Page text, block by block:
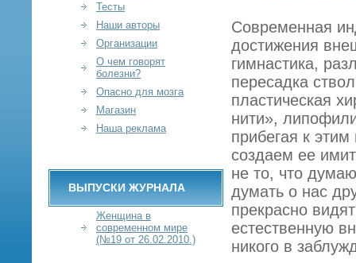
Современная
достижения
гимнастика,
пересадка
пластическая
нити»,
прибегая к
создаем ее
не то, что
думать о нас
прекрасно
естественную
никого в
Тесты
Наши авторы
Организации
О чем говорят
болезни?
Опасно для мозга
Магазин
Наша реклама
ВЫПУСКИ ЖУРНАЛА
Женщина в
современном мире
(№19 от 26.02.2010.)